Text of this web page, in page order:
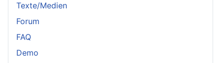
Texte/Medien
Forum
FAQ
Demo